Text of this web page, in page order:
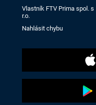
Vlastník FTV Prima spol. s
r.o.
Nahlásit chybu